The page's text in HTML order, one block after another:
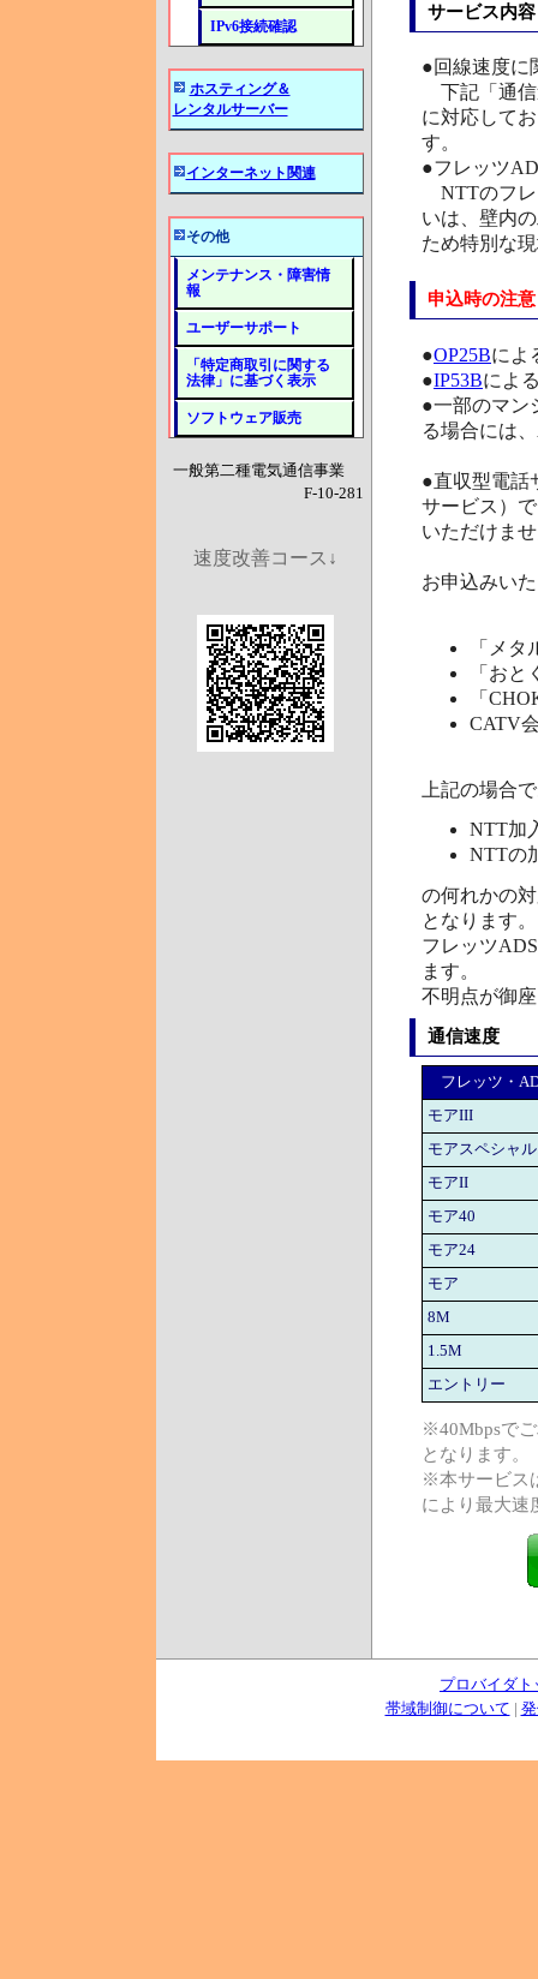
サービス内容
●回線速度に
下記「通信
に対応して
す。
●フレッツ
NTTのフレ
いは、壁内
ため特別な
申込時の注意
●OP25Bによ
●IP53Bによ
●一部のマン
る場合には
●直収型電話
サービス）
いただけま
お申込みい
「メ
「お
「
CATV
上記の場合
NTT加
NTTの
の何れかの
となります。
フレッツ
ます。
不明点が御
通信速度
フレッツ・
モアIII
モアスペシャル
モアII
モア40
モア24
モア
8M
1.5M
エントリー
※40Mbpsで
となります。
※本サービス
により最大速
IPv6接続確認
ホスティング＆
レンタルサーバー
インターネット関連
その他
メンテナンス・障害情
報
ユーザーサポート
「特定商取引に関する
法律」に基づく表示
ソフトウェア販売
一般第二種電気通信事業
F-10-281
速度改善コース↓
プロバイダト
帯域制御について